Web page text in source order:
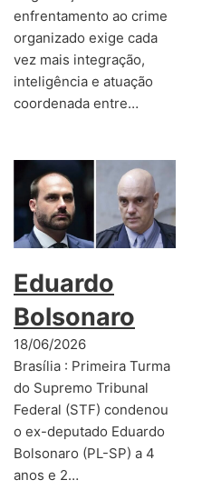
enfrentamento ao crime
organizado exige cada
vez mais integração,
inteligência e atuação
coordenada entre…
Eduardo
Bolsonaro
18/06/2026
Brasília : Primeira Turma
do Supremo Tribunal
Federal (STF) condenou
o ex-deputado Eduardo
Bolsonaro (PL-SP) a 4
anos e 2…